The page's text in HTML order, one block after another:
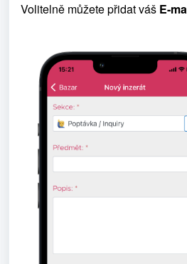
Volitelně můžete přidat váš E-